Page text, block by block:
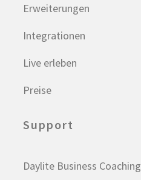
Erweiterungen
Integrationen
Live erleben
Preise
Support
Daylite Business Coaching